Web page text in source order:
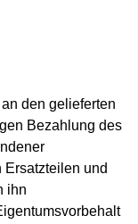
den gelieferten
Bezahlung des
Ersatzteilen und
ihn